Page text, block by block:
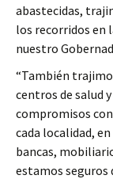
abastecidas,
los recorridos en
nuestro
“También
centros de salud
compromisos
cada localidad,
bancas,
estamos seguros